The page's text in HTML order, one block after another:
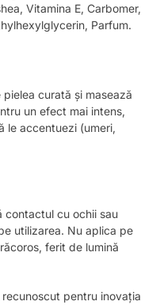
Vitamina E, Carbomer,
Parfum.
curată și masează
un efect mai intens,
le accentuezi (umeri,
contactul cu ochii sau
utilizarea. Nu aplica pe
ferit de lumină
pentru inovația